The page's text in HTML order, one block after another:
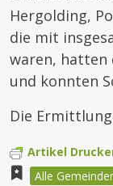
Hergolding,
die mit
waren, hatten
und konnten
Die
Artikel
Alle